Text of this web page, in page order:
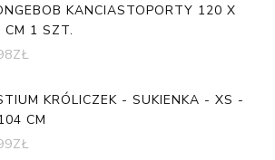
KANCIASTOPORTY 120 X
CM 1 SZT.
ZŁ
KRÓLICZEK - SUKIENKA - XS -
CM
ZŁ